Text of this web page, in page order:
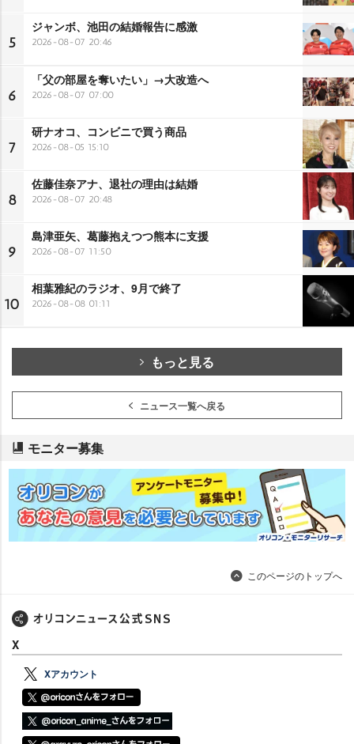
5
ジャンボ、池田の結婚報告に感激
2026-08-07 20:46
6
「父の部屋を奪いたい」→大改造へ
2026-08-07 07:00
7
研ナオコ、コンビニで買う商品
2026-08-05 15:10
8
佐藤佳奈アナ、退社の理由は結婚
2026-08-07 20:48
9
島津亜矢、葛藤抱えつつ熊本に支援
2026-08-07 11:50
10
相葉雅紀のラジオ、9月で終了
2026-08-08 01:11
もっと見る
ニュース一覧へ戻る
モニター募集
このページのトップへ
X
Xアカウント